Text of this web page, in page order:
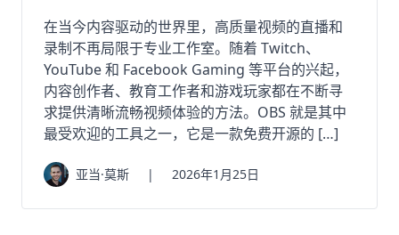
在当今内容驱动的世界里，高质量视频的直播和
录制不再局限于专业工作室。随着 Twitch、
YouTube 和 Facebook Gaming 等平台的兴起，
内容创作者、教育工作者和游戏玩家都在不断寻
求提供清晰流畅视频体验的方法。OBS 就是其中
最受欢迎的工具之一，它是一款免费开源的 […]
亚当·莫斯 | 2026年1月25日